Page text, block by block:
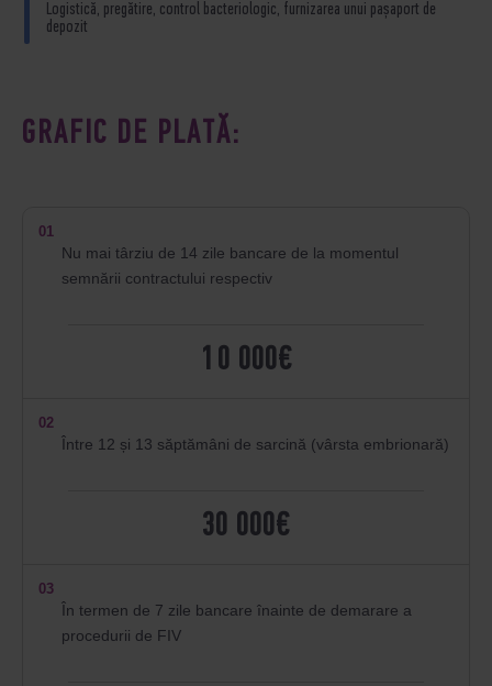
Logistică, pregătire, control bacteriologic, furnizarea unui pașaport de
depozit
GRAFIC DE PLATĂ:
01
Nu mai târziu de 14 zile bancare de la momentul
semnării contractului respectiv
10 000€
02
Între 12 și 13 săptămâni de sarcină (vârsta embrionară)
30 000€
03
În termen de 7 zile bancare înainte de demarare a
procedurii de FIV